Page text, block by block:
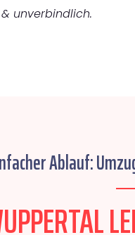
& unverbindlich.
Ablauf: